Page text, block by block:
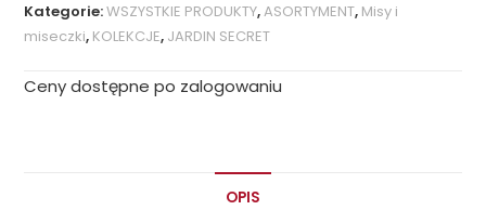
Kategorie:WSZYSTKIE PRODUKTY,ASORTYMENT, Misy i
miseczki, KOLEKCJE, JARDIN SECRET
Ceny dostępne po zalogowaniu
OPIS